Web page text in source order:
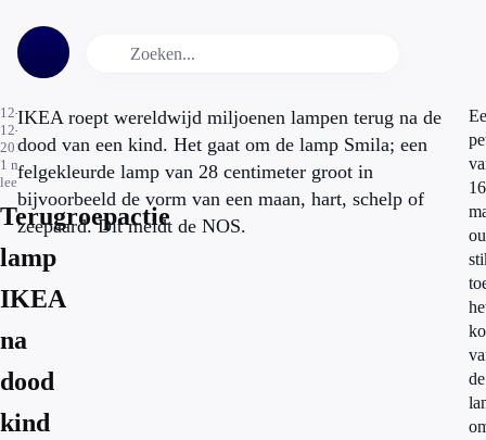
12-
12-
2013
1 min.
leestijd
Terugroepactie
lamp
IKEA
na
dood
kind
IKEA roept wereldwijd miljoenen lampen terug na de
dood van een kind. Het gaat om de lamp Smila; een
felgekleurde lamp van 28 centimeter groot in
bijvoorbeeld de vorm van een maan, hart, schelp of
zeepaard. Dit meldt de NOS.
16
de